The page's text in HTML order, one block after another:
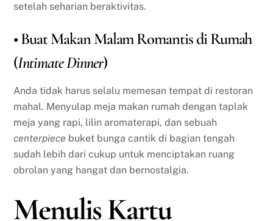
setelah seharian beraktivitas.
• Buat Makan Malam Romantis di Rumah
(Intimate Dinner)
Anda tidak harus selalu memesan tempat di restoran
mahal. Menyulap meja makan rumah dengan taplak
meja yang rapi, lilin aromaterapi, dan sebuah
centerpiece buket bunga cantik di bagian tengah
sudah lebih dari cukup untuk menciptakan ruang
obrolan yang hangat dan bernostalgia.
Menulis Kartu